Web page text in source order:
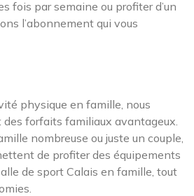
fois par semaine ou profiter d’un
l’abonnement qui vous
physique en famille, nous
forfaits familiaux avantageux.
nombreuse ou juste un couple,
de profiter des équipements
de sport Calais en famille, tout